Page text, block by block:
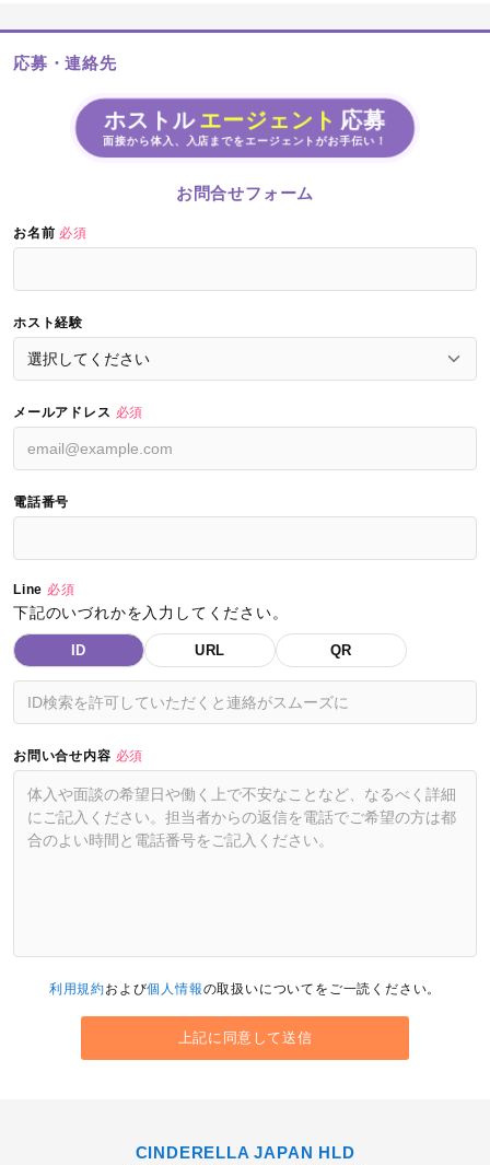
応募・連絡先
ホストル エージェント 応募
面接から体入、入店までをエージェントがお手伝い！
お問合せフォーム
お名前 必須
ホスト経験
メールアドレス 必須
電話番号
Line 必須
下記のいづれかを入力してください。
ID URL QR
お問い合せ内容 必須
利用規約および個人情報の取扱いについてをご一読ください。
CINDERELLA JAPAN HLD